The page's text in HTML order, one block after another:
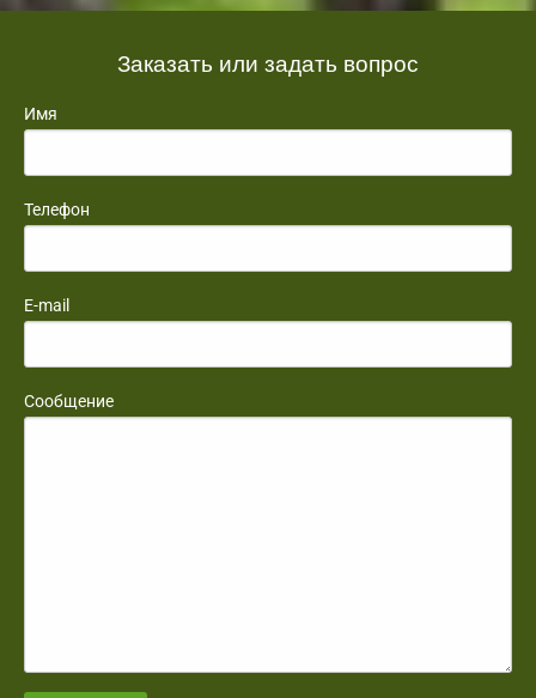
Заказать или задать вопрос
Имя
Телефон
E-mail
Сообщение